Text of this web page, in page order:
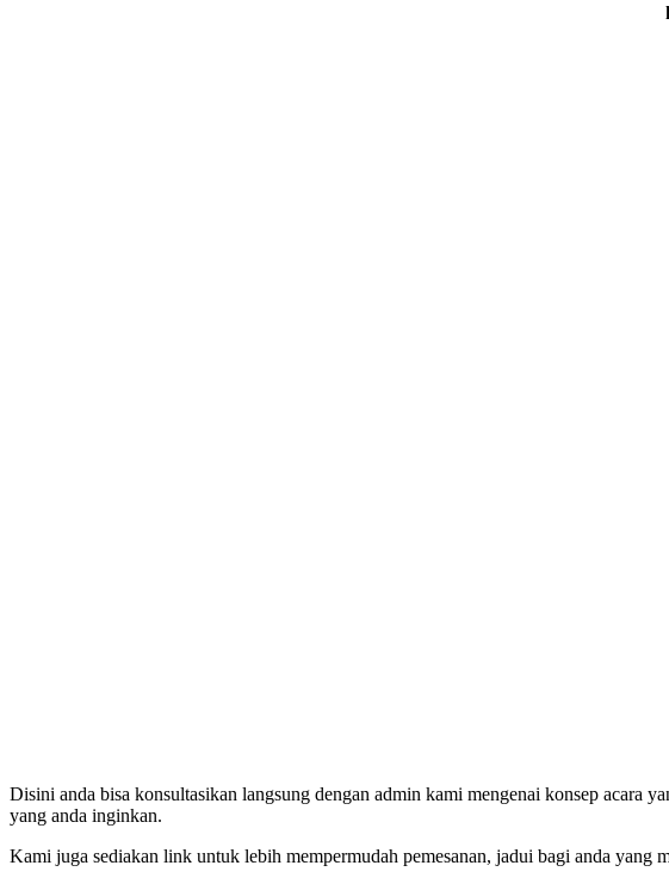
Disini anda bisa konsultasikan langsung dengan admin kami mengenai konsep acara
yang anda inginkan.
Kami juga sediakan link untuk lebih mempermudah pemesanan, jadui bagi anda